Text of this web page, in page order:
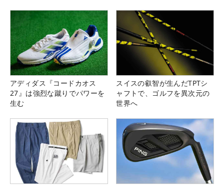
アディダス『コードカオス
27』は強烈な蹴りでパワーを
生む
スイスの叡智が生んだTPTシ
ャフトで、ゴルフを異次元の
世界へ